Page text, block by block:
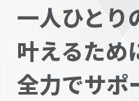
一人ひとり
叶えるため
全力でサポ